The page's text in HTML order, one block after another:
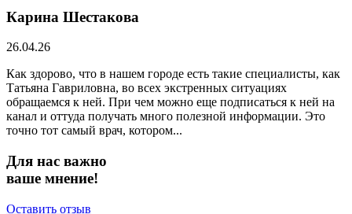
Карина Шестакова
26.04.26
Как здорово, что в нашем городе есть такие специалисты, как
Татьяна Гавриловна, во всех экстренных ситуациях
обращаемся к ней. При чем можно еще подписаться к ней на
канал и оттуда получать много полезной информации. Это
точно тот самый врач, котором...
Для нас важно
ваше мнение!
Оставить отзыв